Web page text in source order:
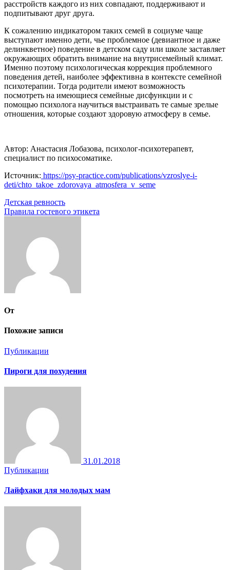
расстройств каждого из них совпадают, поддерживают и
подпитывают друг друга.
К сожалению индикатором таких семей в социуме чаще
выступают именно дети, чье проблемное (девиантное и даже
делинкветное) поведение в детском саду или школе заставляет
окружающих обратить внимание на внутрисемейный климат.
Именно поэтому психологическая коррекция проблемного
поведения детей, наиболее эффективна в контексте семейной
психотерапии. Тогда родители имеют возможность
посмотреть на имеющиеся семейные дисфункции и с
помощью психолога научиться выстраивать те самые зрелые
отношения, которые создают здоровую атмосферу в семье.
Автор: Анастасия Лобазова, психолог-психотерапевт,
специалист по психосоматике.
Источник: https://psy-practice.com/publications/vzroslye-i-
deti/chto_takoe_zdorovaya_atmosfera_v_seme
Навигация
по
Детская ревность
Правила гостевого этикета
От
Похожие записи
Публикации
Пироги для похудения
31.01.2018
Публикации
Лайфхаки для молодых мам